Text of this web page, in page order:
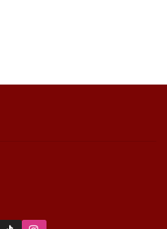
à Venda, Jardim Santa